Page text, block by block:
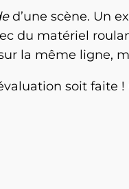
d’une scène. Un
du matériel
la même ligne,
soit faite